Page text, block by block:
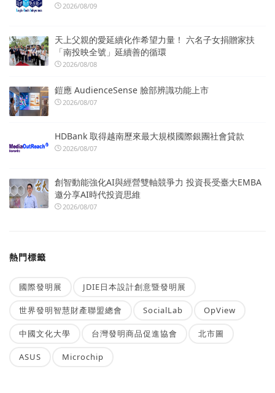
2026/08/09
天上父親的愛延續化作希望力量！ 六名子女捐贈家扶
「南投映全號」延續善的循環
2026/08/08
鎧應 AudienceSense 臉部辨識功能上市
2026/08/07
HDBank 取得越南歷來最大規模國際銀團社會貸款
2026/08/07
創智動能強化AI與經營雙軸競爭力 投資長受臺大EMBA
邀分享AI時代投資思維
2026/08/07
熱門標籤
國際發明展 JDIE日本設計創意暨發明展
世界發明智慧財產聯盟總會 SocialLab OpView
中國文化大學 台灣發明商品促進協會 北市圖
ASUS Microchip